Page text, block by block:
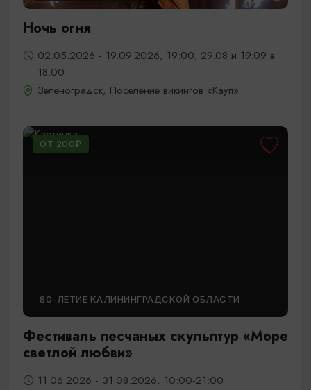
Ночь огня
02.05.2026 - 19.09.2026, 19:00; 29.08 и 19.09 в
18:00
Зеленоградск, Поселение викингов «Кауп»
ОТ 200₽
80-ЛЕТИЕ КАЛИНИНГРАДСКОЙ ОБЛАСТИ
Фестиваль песчаных скульптур «Море
светлой любви»
11.06.2026 - 31.08.2026, 10:00-21:00